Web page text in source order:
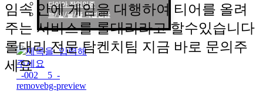
다이아 작업인증
브/실/골/플 작업인증
임속 안에 게임을 대행하여 티어를 올려
주는 서비스를 롤대리라고 할수있습니다
롤대리 전문 탐켄치팀 지금 바로 문의주
세요